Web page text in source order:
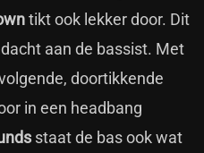
tikt ook lekker door. Dit
aan de bassist. Met
doortikkende
in een headbang
staat de bas ook wat